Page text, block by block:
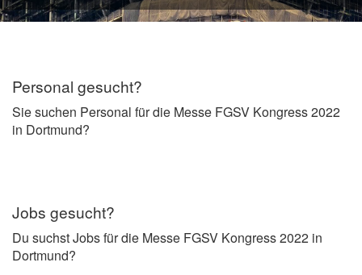
Personal gesucht?
Sie suchen Personal für die Messe FGSV Kongress 2022
in Dortmund?
Jobs gesucht?
Du suchst Jobs für die Messe FGSV Kongress 2022 in
Dortmund?